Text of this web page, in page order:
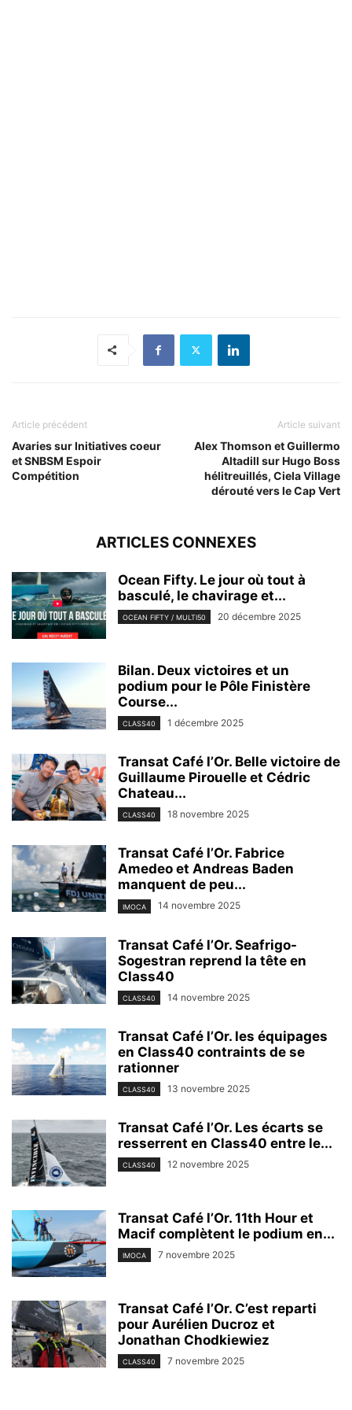
Article précédent
Avaries sur Initiatives coeur
et SNBSM Espoir
Compétition
Article suivant
Alex Thomson et Guillermo
Altadill sur Hugo Boss
hélitreuillés, Ciela Village
dérouté vers le Cap Vert
ARTICLES CONNEXES
Ocean Fifty. Le jour où tout à
basculé, le chavirage et...
OCEAN FIFTY / MULTI50 20 décembre 2025
Bilan. Deux victoires et un
podium pour le Pôle Finistère
Course...
CLASS40 1 décembre 2025
Transat Café l’Or. Belle victoire de
Guillaume Pirouelle et Cédric
Chateau...
CLASS40 18 novembre 2025
Transat Café l’Or. Fabrice
Amedeo et Andreas Baden
manquent de peu...
IMOCA 14 novembre 2025
Transat Café l’Or. Seafrigo-
Sogestran reprend la tête en
Class40
CLASS40 14 novembre 2025
Transat Café l’Or. les équipages
en Class40 contraints de se
rationner
CLASS40 13 novembre 2025
Transat Café l’Or. Les écarts se
resserrent en Class40 entre le...
CLASS40 12 novembre 2025
Transat Café l’Or. 11th Hour et
Macif complètent le podium en...
IMOCA 7 novembre 2025
Transat Café l’Or. C’est reparti
pour Aurélien Ducroz et
Jonathan Chodkiewiez
CLASS40 7 novembre 2025